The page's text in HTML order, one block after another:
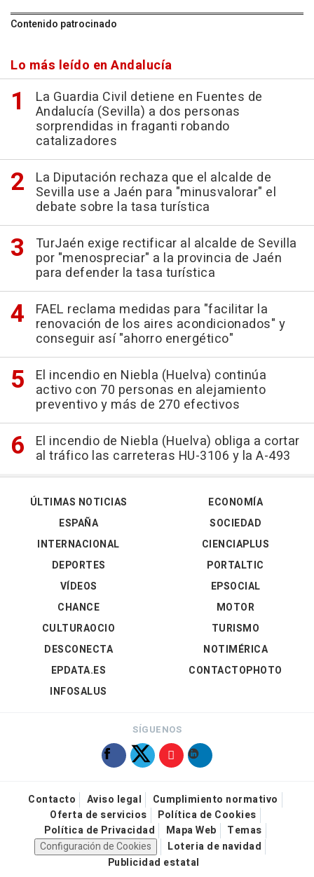
Contenido patrocinado
Lo más leído en Andalucía
La Guardia Civil detiene en Fuentes de
Andalucía (Sevilla) a dos personas
sorprendidas in fraganti robando
catalizadores
La Diputación rechaza que el alcalde de
Sevilla use a Jaén para "minusvalorar" el
debate sobre la tasa turística
TurJaén exige rectificar al alcalde de Sevilla
por "menospreciar" a la provincia de Jaén
para defender la tasa turística
FAEL reclama medidas para "facilitar la
renovación de los aires acondicionados" y
conseguir así "ahorro energético"
El incendio en Niebla (Huelva) continúa
activo con 70 personas en alejamiento
preventivo y más de 270 efectivos
El incendio de Niebla (Huelva) obliga a cortar
al tráfico las carreteras HU-3106 y la A-493
ÚLTIMAS NOTICIAS
ESPAÑA
INTERNACIONAL
DEPORTES
VÍDEOS
ECONOMÍA
SOCIEDAD
CIENCIAPLUS
PORTALTIC
EPSOCIAL
CHANCE
CULTURAOCIO
DESCONECTA
EPDATA.ES
INFOSALUS
MOTOR
TURISMO
NOTIMÉRICA
CONTACTOPHOTO
SÍGUENOS
Contacto Aviso legal
Cumplimiento normativo
Oferta de servicios
Política de Cookies
Política de Privacidad
Mapa Web
Temas
Configuración de Cookies
Loteria de navidad
Publicidad estatal